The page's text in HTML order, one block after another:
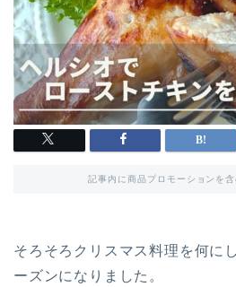
記事内に商品プロモーションを
そろそろクリスマス料理を何に
ーズンになりました。